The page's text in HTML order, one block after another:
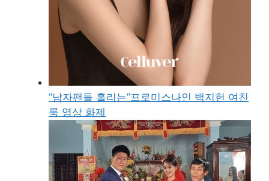
“남자팬들 홀리는”프로미스나인 백지헌 여친
룩 영상 화제